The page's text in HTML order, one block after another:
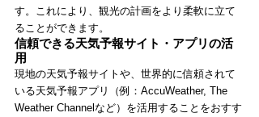
す。これにより、観光の計画をより柔軟に立て
ることができます。
信頼できる天気予報サイト・アプリの活
用
現地の天気予報サイトや、世界的に信頼されて
いる天気予報アプリ（例：AccuWeather, The
Weather Channelなど）を活用することをおすす